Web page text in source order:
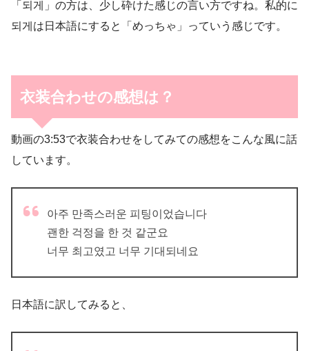
「되게」の方は、少し砕けた感じの言い方ですね。私的に
되게は日本語にすると「めっちゃ」っていう感じです。
衣装合わせの感想は？
動画の3:53で衣装合わせをしてみての感想をこんな風に話
しています。
아주 만족스러운 피팅이었습니다
괜한 걱정을 한 것 같군요
너무 최고였고 너무 기대되네요
日本語に訳してみると、